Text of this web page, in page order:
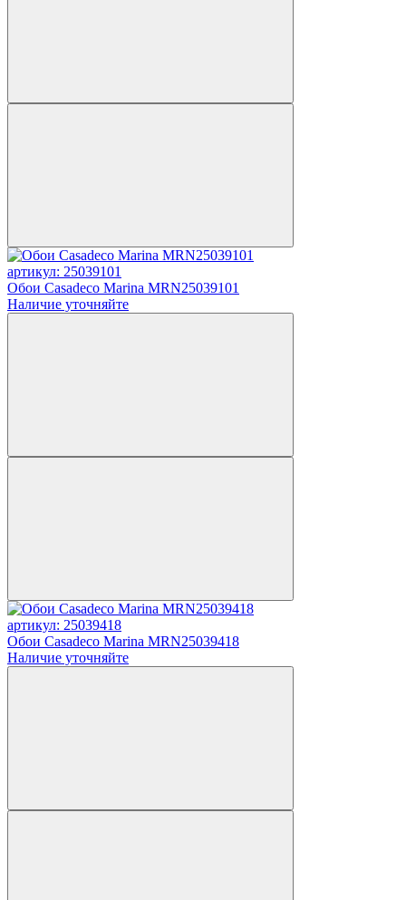
артикул: 25039101
Обои Casadeco Marina MRN25039101
Наличие уточняйте
артикул: 25039418
Обои Casadeco Marina MRN25039418
Наличие уточняйте